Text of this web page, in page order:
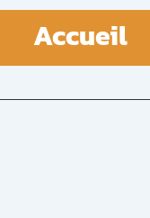
Accueil